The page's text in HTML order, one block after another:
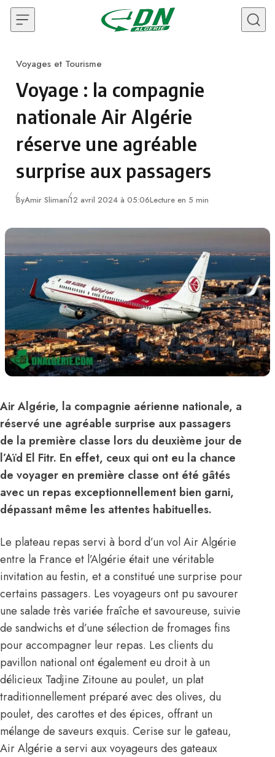
Skip to content
Category
Voyages et Tourisme
Voyage : la compagnie
nationale Air Algérie
réserve une agréable
surprise aux passagers
ByAmir Slimani12 avril 2024 à 05:06Lecture en 5 min
Air Algérie, la compagnie aérienne nationale, a
réservé une agréable surprise aux passagers
de la première classe lors du deuxième jour de
l’Aïd El Fitr. En effet, ceux qui ont eu la chance
de voyager en première classe ont été gâtés
avec un repas exceptionnellement bien garni,
dépassant même les attentes habituelles.
Le plateau repas servi à bord d’un vol Air Algérie
entre la France et l’Algérie était une véritable
invitation au festin, et a constitué une surprise pour
certains passagers. Les voyageurs ont pu savourer
une salade très variée fraîche et savoureuse, suivie
de sandwichs et d’une sélection de fromages fins
pour accompagner leur repas. Les clients du
pavillon national ont également eu droit à un
délicieux Tadjine Zitoune au poulet, un plat
traditionnellement préparé avec des olives, du
poulet, des carottes et des épices, offrant un
mélange de saveurs exquis. Cerise sur le gateau,
Air Algérie a servi aux voyageurs des gateaux